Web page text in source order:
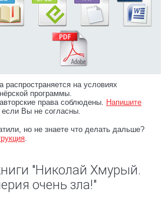
распространяется на условиях
программы.
права соблюдены. Напишите
если Вы не согласны.
но не знаете что делать дальше?
.
"Николай Хмурый.
очень зла!"